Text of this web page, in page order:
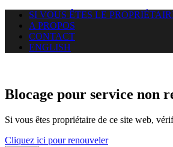
SI VOUS ÊTES LE
A PROPOS
CONTACT
ENGLISH
Blocage pour service non
Si vous êtes propriétaire de ce site web,
Cliquez ici pour renouveler